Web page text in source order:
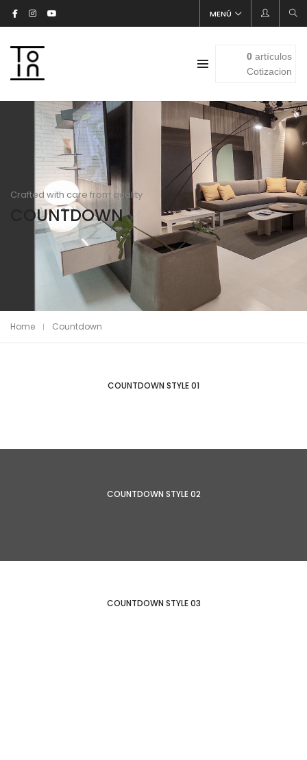
MENÚ
0artículos
Cotizacion
Crafted with care from quality
COUNTDOWN
Home Countdown
COUNTDOWN STYLE 01
COUNTDOWN STYLE 02
COUNTDOWN STYLE 03